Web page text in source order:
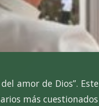
amor de Dios”.
más